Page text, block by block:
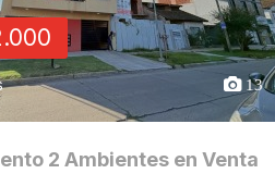
13
2 Ambientes en Venta